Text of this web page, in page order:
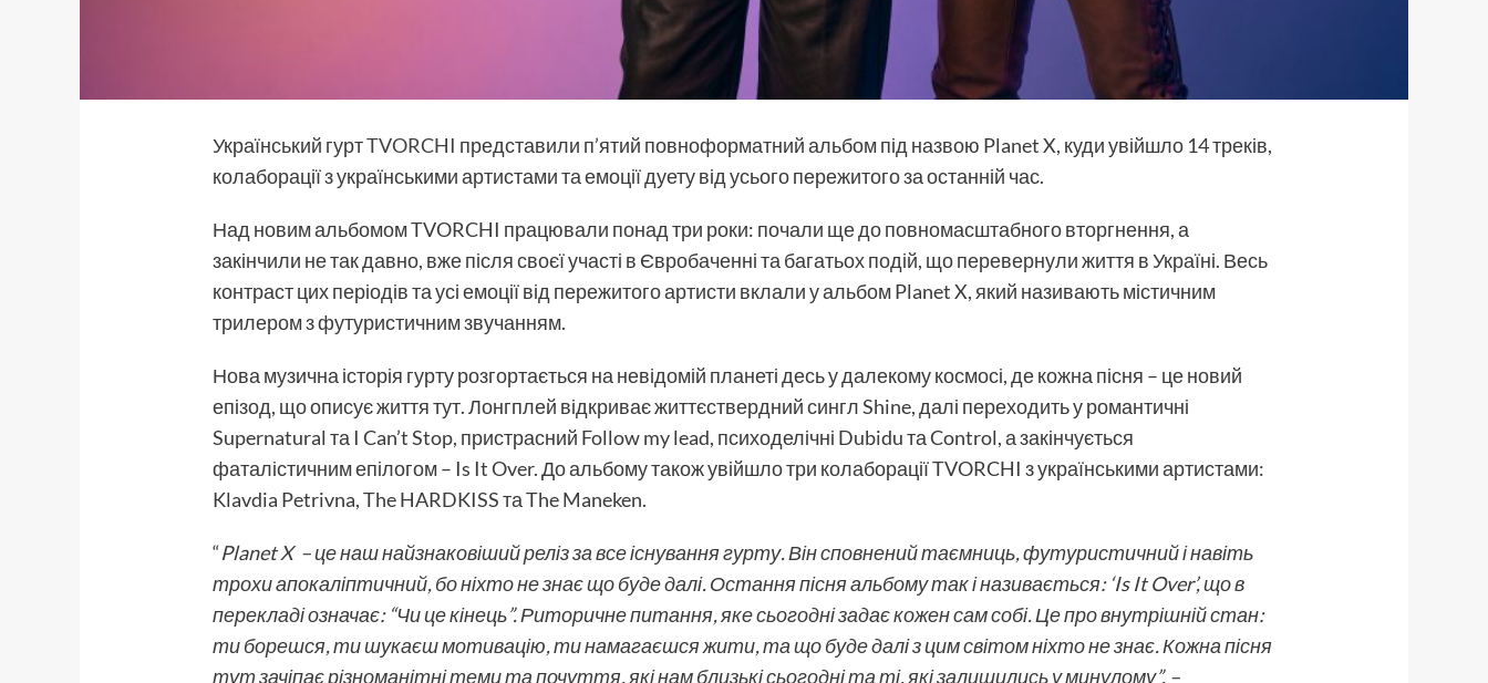
Український гуртTVORCHI представили п’ятий повноформатний альбом під назвою Planet X, куди увійшло 14 треків,
колаборації з українськими артистами та емоції дуету від усього пережитого за останній час.
Над новим альбомом TVORCHI працювали понад три роки: почали ще до повномасштабного вторгнення, а
закінчили не так давно, вже після своєї участі в Євробаченні та багатьох подій, що перевернули життя в Україні. Весь
контраст цих періодів та усі емоції від пережитого артисти вклали у альбом Planet X, який називають містичним
трилером з футуристичним звучанням.
Нова музична історія гурту розгортається на невідомій планеті десь у далекому космосі, де кожна пісня – це новий
епізод, що описує життя тут. Лонгплей відкриває життєствердний сингл Shine, далі переходить у романтичні
Supernatural та I Can’t Stop, пристрасний Follow my lead, психоделічні Dubidu та Control, а закінчується
фаталістичним епілогом – Is It Over. До альбому також увійшло три колаборації TVORCHI з українськими артистами:
Klavdia Petrivna, The HARDKISS та The Maneken.
“Planet X – це наш найзнаковіший реліз за все існування гурту. Він сповнений таємниць, футуристичний і навіть
трохи апокаліптичний, бо ніхто не знає що буде далі. Остання пісня альбому так і називається: ‘Is It Over’, що в
перекладі означає: “Чи це кінець”. Риторичне питання, яке сьогодні задає кожен сам собі. Це про внутрішній стан:
ти борешся, ти шукаєш мотивацію, ти намагаєшся жити, та що буде далі з цим світом ніхто не знає. Кожна пісня
тут зачіпає різноманітні теми та почуття, які нам близькі сьогодні та ті, які залишились у минулому”, –